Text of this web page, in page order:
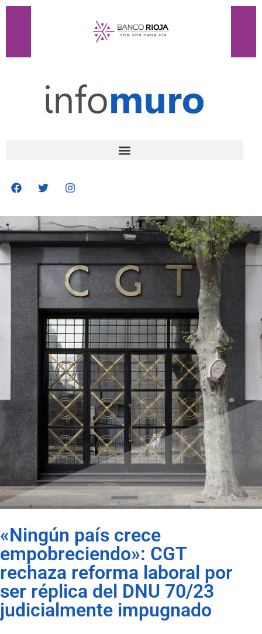
«Ningún país crece
empobreciendo»: CGT
rechaza reforma laboral por
ser réplica del DNU 70/23
judicialmente impugnado